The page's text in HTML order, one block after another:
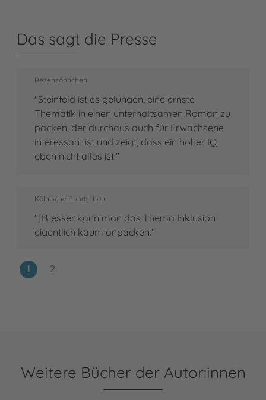
Das sagt die Presse
Rezensöhnchen
"Steinfeld ist es gelungen, eine ernste
Thematik in einen unterhaltsamen Roman zu
packen, der durchaus auch für Erwachsene
interessant ist und zeigt, dass ein hoher IQ
eben nicht alles ist."
Kölnische Rundschau
"[B]esser kann man das Thema Inklusion
eigentlich kaum anpacken."
Weitere Bücher der Autor:innen